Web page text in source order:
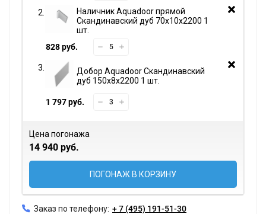
Наличник Aquadoor прямой
Скандинавский дуб 70х10х2200 1
шт.
828 руб.
Добор Aquadoor Скандинавский
дуб 150х8х2200 1 шт.
1 797 руб.
Цена погонажа
14 940 руб.
ПОГОНАЖ В КОРЗИНУ
Заказ по телефону: + 7 (495) 191-51-30